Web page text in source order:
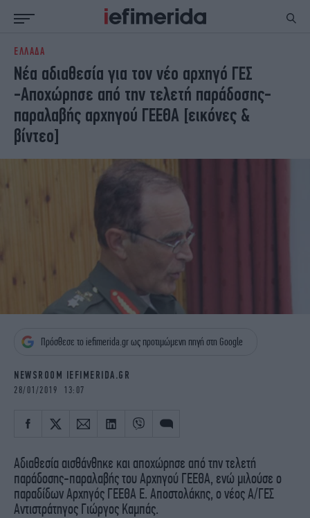
ΕΙΔΗΣΕΙΣ
NON PAPER
ΕΛΛΑΔΑ
ΟΙΚΟΝΟΜΙΑ
ΚΟΣΜΟΣ
ΠΟΛΙΤΙΣΜΟΣ
ΠΑΝΕΛΛΗΝΙΕΣ
ΖΩΗ
ΓΥΝΑΙΚΑ
ENGLISH EDITION
TRAVEL
ΟΛΥΜΠΙΑΚΟΙ ΑΓΩΝΕΣ
GREEN
PODCAST
iOPINIONS
iGASTRONOMIE
iBOOKS
ΖΩΔΙΑ
OSCARS
THE OCEAN
NEWSLETTER
ΕΛΛΑΔΑ
Νέα αδιαθεσία για τον νέο αρχηγό ΓΕΣ
-Αποχώρησε από την τελετή παράδοσης-
παραλαβής αρχηγού ΓΕΕΘΑ [εικόνες &
βίντεο]
Πρόσθεσε το iefimerida.gr ως προτιμώμενη πηγή στη Google
NEWSROOM IEFIMERIDA.GR
28/01/2019 13:07
Αδιαθεσία αισθάνθηκε και αποχώρησε από την τελετή
παράδοσης-παραλαβής του Αρχηγού ΓΕΕΘΑ, ενώ μιλούσε ο
παραδίδων Αρχηγός ΓΕΕΘΑ Ε. Αποστολάκης, ο νέος Α/ΓΕΣ
Αντιστράτηγος Γιώργος Καμπάς.